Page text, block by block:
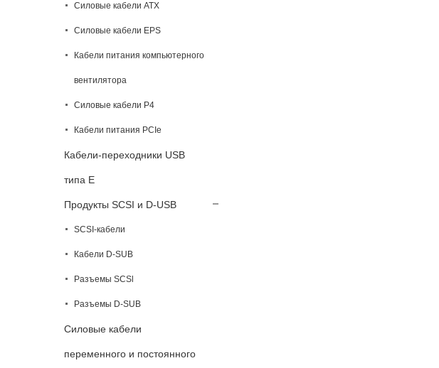
Силовые кабели ATX
Силовые кабели EPS
Кабели питания компьютерного
вентилятора
Силовые кабели P4
Кабели питания PCIe
Кабели-переходники USB
типа E
Продукты SCSI и D-USB
SCSI-кабели
Кабели D-SUB
Разъемы SCSl
Разъемы D-SUB
Силовые кабели
переменного и постоянного